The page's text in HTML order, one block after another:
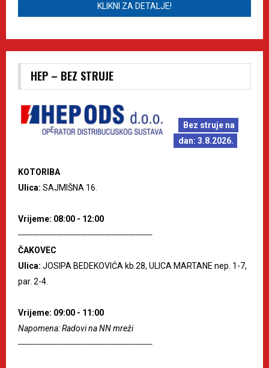
KLIKNI ZA DETALJE!
HEP – BEZ STRUJE
Bez struje na
dan: 3.8.2026.
KOTORIBA
Ulica: SAJMIŠNA 16.
Vrijeme: 08:00 - 12:00
--------------------------------------------------------
ČAKOVEC
Ulica: JOSIPA BEDEKOVIĆA kb.28, ULICA MARTANE nep. 1-7,
par. 2-4.
Vrijeme: 09:00 - 11:00
Napomena: Radovi na NN mreži
--------------------------------------------------------